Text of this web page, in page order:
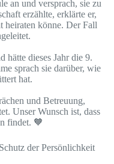
an und versprach, sie zu
erzählte, erklärte er,
heiraten könne. Der Fall
hätte dieses Jahr die 9.
sprach sie darüber, wie
hat.
und Betreuung,
Unser Wunsch ist, dass
findet. 🧡
der Persönlichkeit